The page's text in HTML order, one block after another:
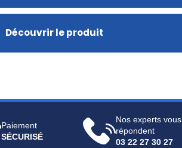
Découvrir le produit
Paiement
SÉCURISÉ
Nos experts vous
répondent
03 22 27 30 27